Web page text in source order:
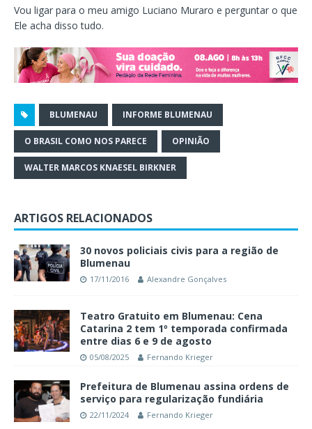
Vou ligar para o meu amigo Luciano Muraro e perguntar o que
Ele acha disso tudo.
BLUMENAU INFORME BLUMENAU
O BRASIL COMO NOS PARECE OPINIÃO
WALTER MARCOS KNAESEL BIRKNER
ARTIGOS RELACIONADOS
30 novos policiais civis para a região de
Blumenau
17/11/2016 Alexandre Gonçalves
Teatro Gratuito em Blumenau: Cena
Catarina 2 tem 1º temporada confirmada
entre dias 6 e 9 de agosto
05/08/2025 Fernando Krieger
Prefeitura de Blumenau assina ordens de
serviço para regularização fundiária
22/11/2024 Fernando Krieger